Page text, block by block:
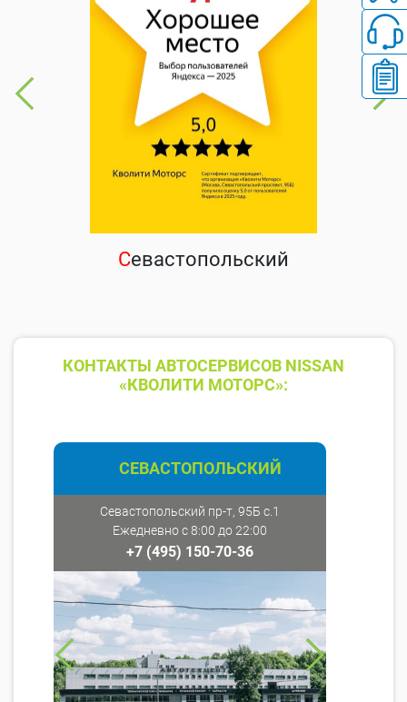
Севастопольский
КОНТАКТЫ АВТОСЕРВИСОВ NISSAN
«КВОЛИТИ МОТОРС»:
СЕВАСТОПОЛЬСКИЙ
Севастопольский пр-т, 95Б с.1
Ежедневно с 8:00 до 22:00
+7 (495) 150-70-36